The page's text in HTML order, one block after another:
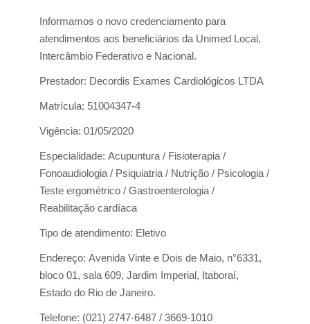
Informamos o novo credenciamento para
atendimentos aos beneficiários da Unimed Local,
Intercâmbio Federativo e Nacional.
Prestador: Decordis Exames Cardiológicos LTDA
Matrícula: 51004347-4
Vigência: 01/05/2020
Especialidade: Acupuntura / Fisioterapia /
Fonoaudiologia / Psiquiatria / Nutrição / Psicologia /
Teste ergométrico / Gastroenterologia /
Reabilitação cardíaca
Tipo de atendimento: Eletivo
Endereço: Avenida Vinte e Dois de Maio, n°6331,
bloco 01, sala 609, Jardim Imperial, Itaboraí,
Estado do Rio de Janeiro.
Telefone: (021) 2747-6487 / 3669-1010